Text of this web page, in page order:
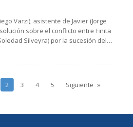
Varzi), asistente de Javier (Jorge
sobre el conflicto entre Finita
Silveyra) por la sucesión del…
2 3 4 5 Siguiente